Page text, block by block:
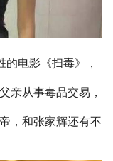
电影《扫毒》，
亲从事毒品交易，
，和张家辉还有不